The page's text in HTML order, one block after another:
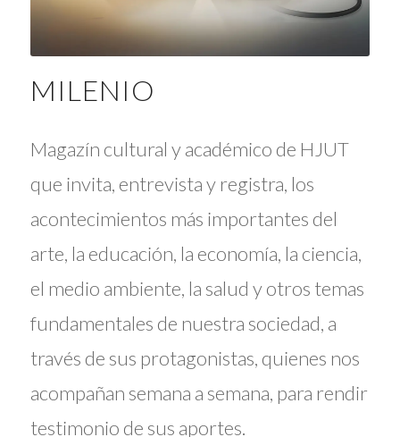
MILENIO
Magazín cultural y académico de HJUT
que invita, entrevista y registra, los
acontecimientos más importantes del
arte, la educación, la economía, la ciencia,
el medio ambiente, la salud y otros temas
fundamentales de nuestra sociedad, a
través de sus protagonistas, quienes nos
acompañan semana a semana, para rendir
testimonio de sus aportes.